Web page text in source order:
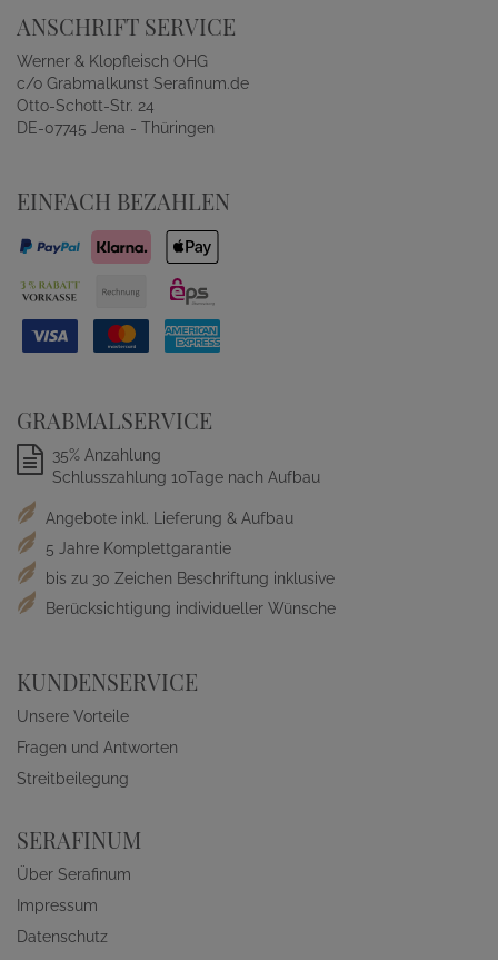
ANSCHRIFT SERVICE
Werner & Klopfleisch OHG
c/o Grabmalkunst Serafinum.de
Otto-Schott-Str. 24
DE-07745 Jena - Thüringen
EINFACH BEZAHLEN
GRABMALSERVICE
35% Anzahlung
Schlusszahlung 10Tage nach Aufbau
Angebote inkl. Lieferung & Aufbau
5 Jahre Komplettgarantie
bis zu 30 Zeichen Beschriftung inklusive
Berücksichtigung individueller Wünsche
KUNDENSERVICE
Unsere Vorteile
Fragen und Antworten
Streitbeilegung
SERAFINUM
Über Serafinum
Impressum
Datenschutz